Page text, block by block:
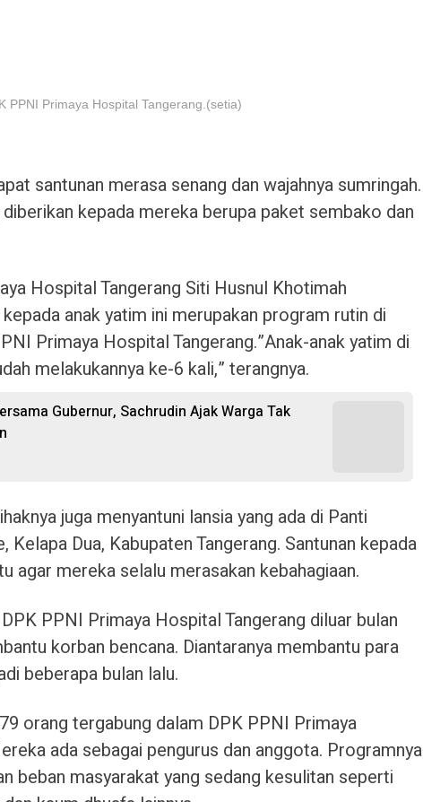
PPNI Primaya Hospital Tangerang.(setia)
santunan merasa senang dan wajahnya sumringah.
kepada mereka berupa paket sembako dan
Hospital Tangerang Siti Husnul Khotimah
anak yatim ini merupakan program rutin di
Primaya Hospital Tangerang.”Anak-anak yatim di
melakukannya ke-6 kali,” terangnya.
Gubernur, Sachrudin Ajak Warga Tak
juga menyantuni lansia yang ada di Panti
Dua, Kabupaten Tangerang. Santunan kepada
agar mereka selalu merasakan kebahagiaan.
PPNI Primaya Hospital Tangerang diluar bulan
korban bencana. Diantaranya membantu para
beberapa bulan lalu.
orang tergabung dalam DPK PPNI Primaya
ada sebagai pengurus dan anggota. Programnya
beban masyarakat yang sedang kesulitan seperti